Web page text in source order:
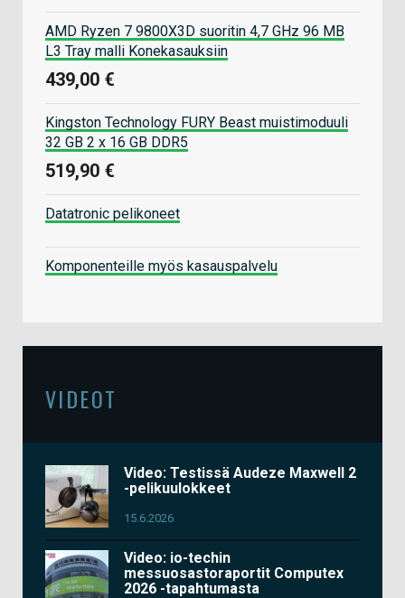
AMD Ryzen 7 9800X3D suoritin 4,7 GHz 96 MB
L3 Tray malli Konekasauksiin
439,00 €
Kingston Technology FURY Beast muistimoduuli
32 GB 2 x 16 GB DDR5
519,90 €
Datatronic pelikoneet
Komponenteille myös kasauspalvelu
VIDEOT
Video: Testissä Audeze Maxwell 2
-pelikuulokkeet
15.6.2026
Video: io-techin
messuosastoraportit Computex
2026 -tapahtumasta